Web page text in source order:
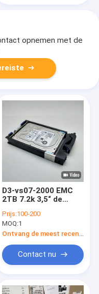
opnemen met de
D3-vs07-2000 EMC
2TB 7.2k 3,5“ de
van DELL EMC
Hybride 400 300
Prijs:100-200
MOQ:1
Contact nu